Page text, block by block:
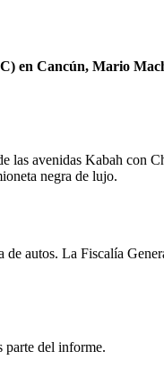
en Cancún, Mario
las avenidas Kabah con
negra de lujo.
de autos. La Fiscalía
parte del informe.